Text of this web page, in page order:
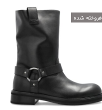
فروخته شده